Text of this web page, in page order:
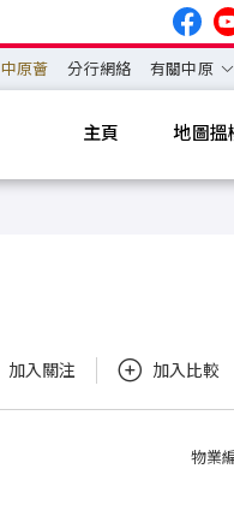
中原薈 分行網絡 有關中原
主頁 地圖搵
加入關注 加入比較
物業